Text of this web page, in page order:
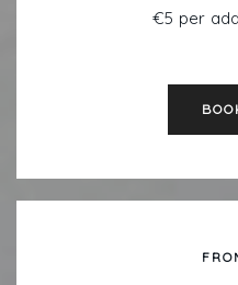
€5 per